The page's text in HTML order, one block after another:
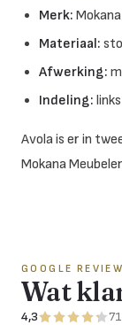
Merk:
Materiaal:
Afwerking:
Indeling:
Avola is er in
Mokana
GOOGLE
Wat
4,3